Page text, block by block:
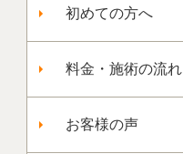
初めての方へ
料金・施術の流れ
お客様の声